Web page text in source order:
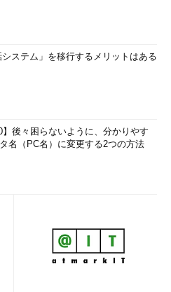
ステム」を移行するメリットはある
】後々困らないように、分かりやす
名（PC名）に変更する2つの方法